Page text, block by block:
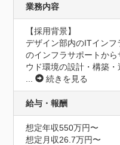
業務内容
【採用背景】
デザイン部内のITイン
のインフラサポートか
ウド環境の設計・構築
...
続きを見る
給与・報酬
想定年収550万円〜
想定月収26.7万円〜